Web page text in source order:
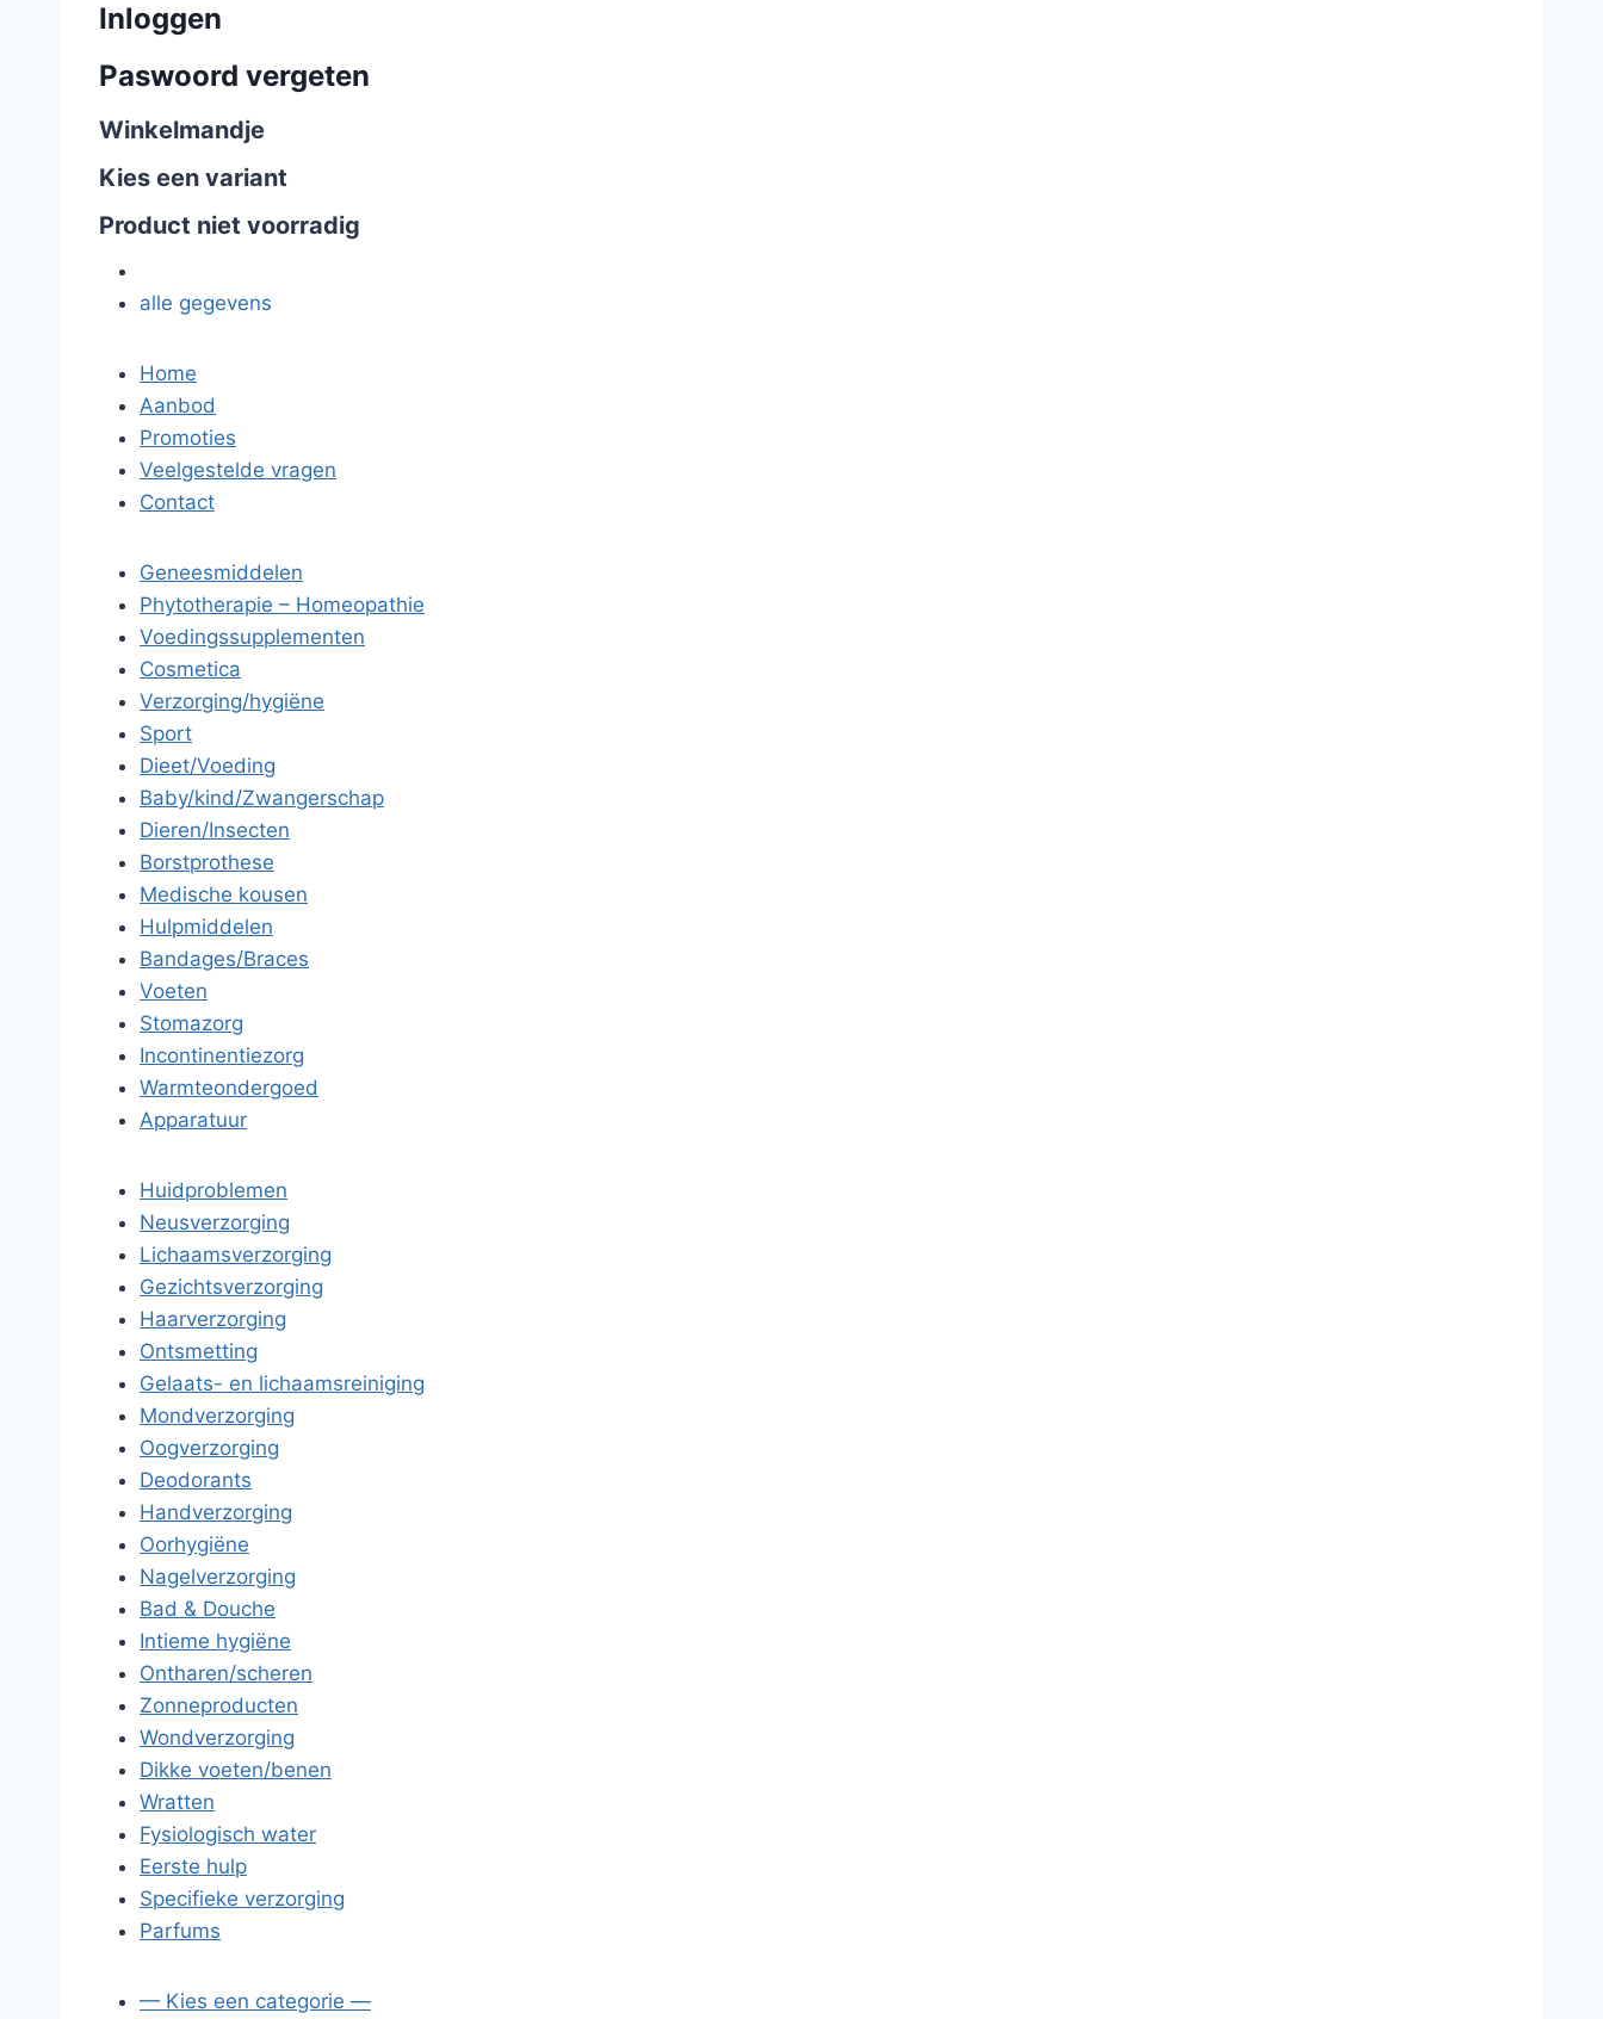
Inloggen
Paswoord vergeten
Winkelmandje
Kies een variant
Product niet voorradig
alle gegevens
Home
Aanbod
Promoties
Veelgestelde vragen
Contact
Geneesmiddelen
Phytotherapie – Homeopathie
Voedingssupplementen
Cosmetica
Verzorging/hygiëne
Sport
Dieet/Voeding
Baby/kind/Zwangerschap
Dieren/Insecten
Borstprothese
Medische kousen
Hulpmiddelen
Bandages/Braces
Voeten
Stomazorg
Incontinentiezorg
Warmteondergoed
Apparatuur
Huidproblemen
Neusverzorging
Lichaamsverzorging
Gezichtsverzorging
Haarverzorging
Ontsmetting
Gelaats- en lichaamsreiniging
Mondverzorging
Oogverzorging
Deodorants
Handverzorging
Oorhygiëne
Nagelverzorging
Bad & Douche
Intieme hygiëne
Ontharen/scheren
Zonneproducten
Wondverzorging
Dikke voeten/benen
Wratten
Fysiologisch water
Eerste hulp
Specifieke verzorging
Parfums
— Kies een categorie —